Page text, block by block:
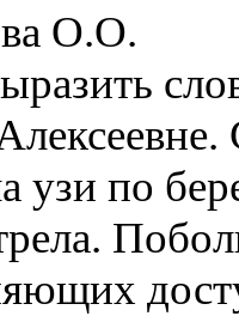
О.О.
узи по